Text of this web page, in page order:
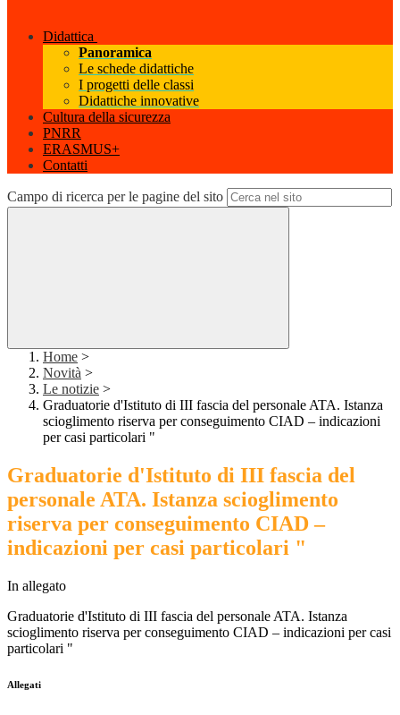
Didattica
Panoramica
Le schede didattiche
I progetti delle classi
Didattiche innovative
Cultura della sicurezza
PNRR
ERASMUS+
Contatti
Campo di ricerca per le pagine del sito
Home >
Novità >
Le notizie >
Graduatorie d'Istituto di III fascia del personale ATA. Istanza
scioglimento riserva per conseguimento CIAD – indicazioni
per casi particolari "
Graduatorie d'Istituto di III fascia del
personale ATA. Istanza scioglimento
riserva per conseguimento CIAD –
indicazioni per casi particolari "
In allegato
Graduatorie d'Istituto di III fascia del personale ATA. Istanza
scioglimento riserva per conseguimento CIAD – indicazioni per casi
particolari "
Allegati